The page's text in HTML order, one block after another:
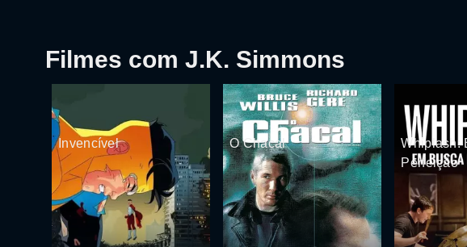
Filmes com J.K. Simmons
Invencível O Chacal
Whiplash:
Perfeição